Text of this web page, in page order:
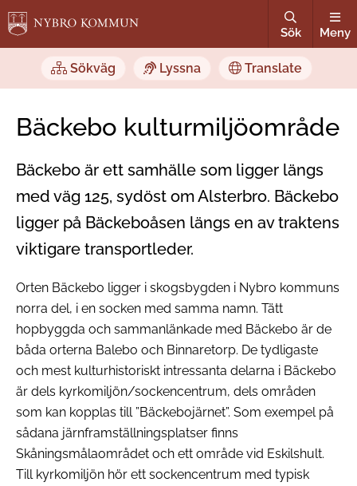
Sök Meny
Sökväg Lyssna Translate
Bäckebo kulturmiljöområde
Bäckebo är ett samhälle som ligger längs
med väg 125, sydöst om Alsterbro. Bäckebo
ligger på Bäckeboåsen längs en av traktens
viktigare transportleder.
Orten Bäckebo ligger i skogsbygden i Nybro kommuns
norra del, i en socken med samma namn. Tätt
hopbyggda och sammanlänkade med Bäckebo är de
båda orterna Balebo och Binnaretorp. De tydligaste
och mest kulturhistoriskt intressanta delarna i Bäckebo
är dels kyrkomiljön/sockencentrum, dels områden
som kan kopplas till ”Bäckebojärnet”. Som exempel på
sådana järnframställningsplatser finns
Skåningsmålaområdet och ett område vid Eskilshult.
Till kyrkomiljön hör ett sockencentrum med typisk